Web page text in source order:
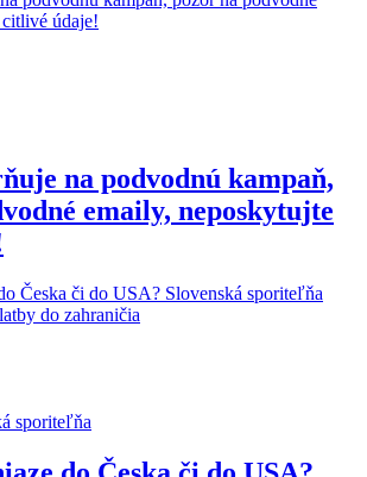
na podvodnú kampaň,
emaily, neposkytujte
sporiteľňa